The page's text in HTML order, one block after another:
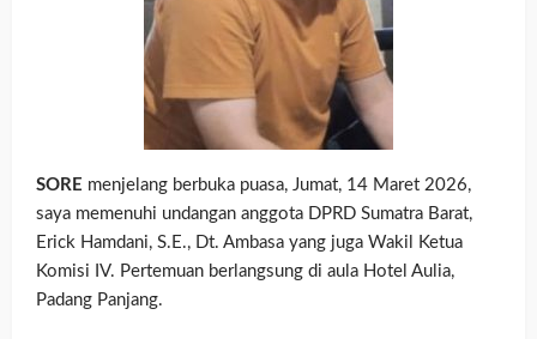
SORE menjelang berbuka puasa, Jumat, 14 Maret 2026,
saya memenuhi undangan anggota DPRD Sumatra Barat,
Erick Hamdani, S.E., Dt. Ambasa yang juga Wakil Ketua
Komisi IV. Pertemuan berlangsung di aula Hotel Aulia,
Padang Panjang.